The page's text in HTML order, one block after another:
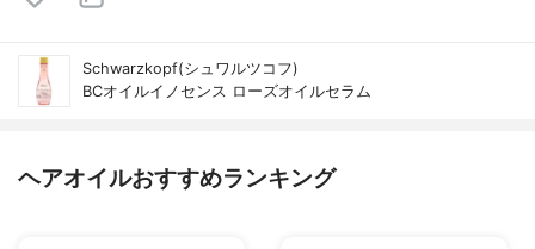
Schwarzkopf(シュワルツコフ)
BCオイルイノセンス ローズオイルセラム
ヘアオイルおすすめランキング